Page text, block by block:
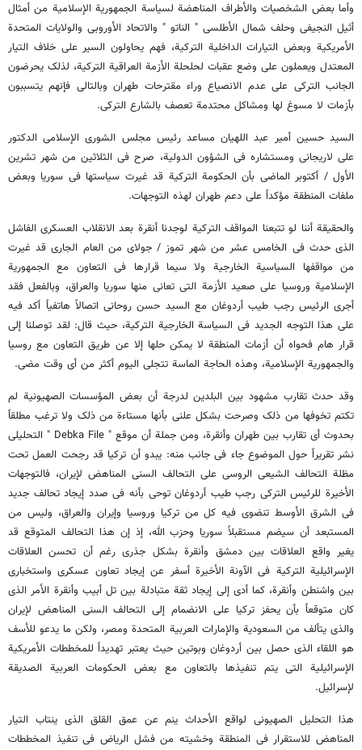
وأما بعض الشخصیات والأطراف المناهضة لسیاسة الجمهوریة الإسلامیة من أمثال
أثیل النجیفی وحلف شمال الأطلسی " الناتو " والاتحاد الأوروبی والولایات المتحدة
الأمریکیة وبعض التیارات الداخلیة الترکیة، فهم یحاولون السیر على خلاف التیار
المعتدل ویعملون على وضع عقبات لحلحلة الأزمة العراقیة الترکیة، لذلک یحرضون
الجانب الترکی على عدم الانصیاع وراء مقترحات طهران وبالتالی فإنهم یتسببون
بأزمات لا مسوغ لها ومشاکل محتدمة تعصف بالشارع الترکی.
السید حسین أمیر عبد اللهیان مساعد رئیس مجلس الشورى الإسلامی الدکتور
علی لاریجانی ومستشاره فی الشؤون الدولیة، صرح فی الثلاثین من شهر تشرین
الأول / أکتوبر الماضی بأن الحکومة الترکیة قد غیرت سیاستها فی سوریا وبعض
ملفات المنطقة مؤکداً على دعم طهران لهذه التوجهات.
والحقیقة أننا لو تتبعنا المواقف الترکیة لوجدنا أنقرة بعد الانقلاب العسکری الفاشل
الذی حدث فی الخامس عشر من شهر تموز / جولای من العام الجاری قد غیرت
من مواقفها السیاسیة الخارجیة ولا سیما قرارها فی التعاون مع الجمهوریة
الإسلامیة وروسیا على صعید الأزمة التی تعانی منها سوریا والعراق، وبالفعل فقد
أجرى الرئیس رجب طیب أردوغان مع السید حسن روحانی اتصالاً هاتفیاً أکد فیه
على هذا التوجه الجدید فی السیاسة الخارجیة الترکیة، حیث قال: لقد توصلنا إلى
قرار هام فحواه أن أزمات المنطقة لا یمکن حلها إلا عن طریق التعاون مع روسیا
والجمهوریة الإسلامیة، وهذه الحاجة الماسة تتجلى الیوم أکثر من أی وقت مضى.
وقد حدث تقارب مشهود بین البلدین لدرجة أن بعض المؤسسات الصهیونیة لم
تکتم تخوفها من ذلک وصرحت بشکل علنی بأنها مستاءة من ذلک ولا ترغب مطلقاً
بحدوث أی تقارب بین طهران وأنقرة، ومن جملة أن موقع " Debka File " التحلیلی
نشر تقریراً حول الموضوع جاء فی جانب منه: یبدو أن ترکیا قد رجحت العمل تحت
مظلة التحالف الشیعی الروسی على التحالف السنی المناهض لإیران، فالتوجهات
الأخیرة للرئیس الترکی رجب طیب أردوغان توحی بأنه فی صدد إیجاد تحالف جدید
فی الشرق الأوسط تنضوی فیه کل من ترکیا وروسیا وإیران والعراق، ولیس من
المستبعد أن سیضم مستقبلاً سوریا وحزب الله، إذ إن هذا التحالف المتوقع قد
یغیر واقع العلاقات بین دمشق وأنقرة بشکل جذری رغم أن تحسن العلاقات
الإسرائیلیة الترکیة فی الآونة الأخیرة أسفر عن إیجاد تعاون عسکری واستخباری
بین واشنطن وأنقرة، کما أدى إلى إیجاد ثقة متبادلة بین تل أبیب وأنقرة الأمر الذی
کان متوقعاً بأن یحفز ترکیا على الانضمام إلى التحالف السنی المناهض لإیران
والذی یتألف من السعودیة والإمارات العربیة المتحدة ومصر، ولکن ما یدعو للأسف
هو اللقاء الذی حصل بین أردوغان وبوتین حیث یعتبر تهدیداً للمخططات الأمریکیة
الإسرائیلیة التی یتم تنفیذها بالتعاون مع بعض الحکومات العربیة الصدیقة
لإسرائیل.
هذا التحلیل الصهیونی لواقع الأحداث ینم عن عمق القلق الذی ینتاب التیار
المناهض للاستقرار فی المنطقة وخشیته من فشل الریاض فی تنفیذ المخططات